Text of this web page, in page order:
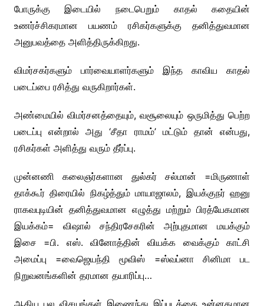
போருக்கு இடையில் நடைபெறும் காதல் கதையின்
உணர்ச்சிகரமான பயணம் ரசிகர்களுக்கு தனித்துவமான
அனுபவத்தை அளித்திருக்கிறது.
விமர்சகர்களும் பார்வையாளர்களும் இந்த காவிய காதல்
படைப்பை ரசித்து வருகிறார்கள்.
அண்மையில் விமர்சனத்தையும், வசூலையும் ஒருமித்து பெற்ற
படைப்பு என்றால் அது ‘சீதா ராமம்’ மட்டும் தான் என்பது,
ரசிகர்கள் அளித்து வரும் தீர்ப்பு.
முன்னணி கலைஞர்களான துல்கர் சல்மான் =மிருணாள்
தாக்கூர் திரையில் நிகழ்த்தும் மாயாஜாலம், இயக்குநர் ஹனு
ராகவபுடியின் தனித்துவமான எழுத்து மற்றும் பிரத்யேகமான
இயக்கம்= விஷால் சந்திரசேகரின் அற்புதமான மயக்கும்
இசை =பி. எஸ். வினோத்தின் வியக்க வைக்கும் காட்சி
அமைப்பு =வைஜெயந்தி மூவிஸ் =ஸ்வப்னா சினிமா பட
நிறுவனங்களின் தரமான தயாரிப்பு…